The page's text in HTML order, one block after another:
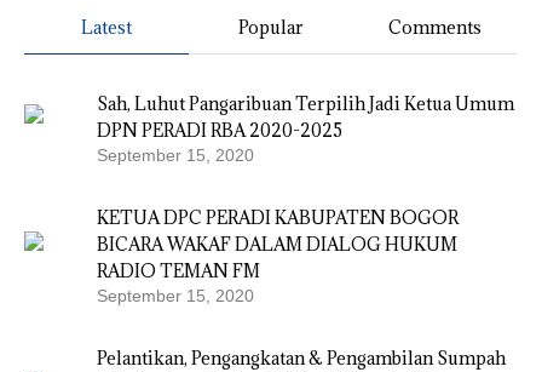
Latest Popular Comments
Sah, Luhut Pangaribuan Terpilih Jadi Ketua Umum
DPN PERADI RBA 2020-2025
September 15, 2020
KETUA DPC PERADI KABUPATEN BOGOR
BICARA WAKAF DALAM DIALOG HUKUM
RADIO TEMAN FM
September 15, 2020
Pelantikan, Pengangkatan & Pengambilan Sumpah